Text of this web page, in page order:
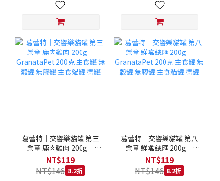
葛蕾特｜交響樂貓罐 第三
樂章 鹿肉雞肉 200g｜
GranataPet 200克 主食罐
無穀罐 無膠罐 主食貓罐 德
罐
NT$119
NT$146 8.2折
葛蕾特｜交響樂貓罐 第八
樂章 鮮禽總匯 200g｜
GranataPet 200克 主食罐
無穀罐 無膠罐 主食貓罐 德
罐
NT$119
NT$146 8.2折